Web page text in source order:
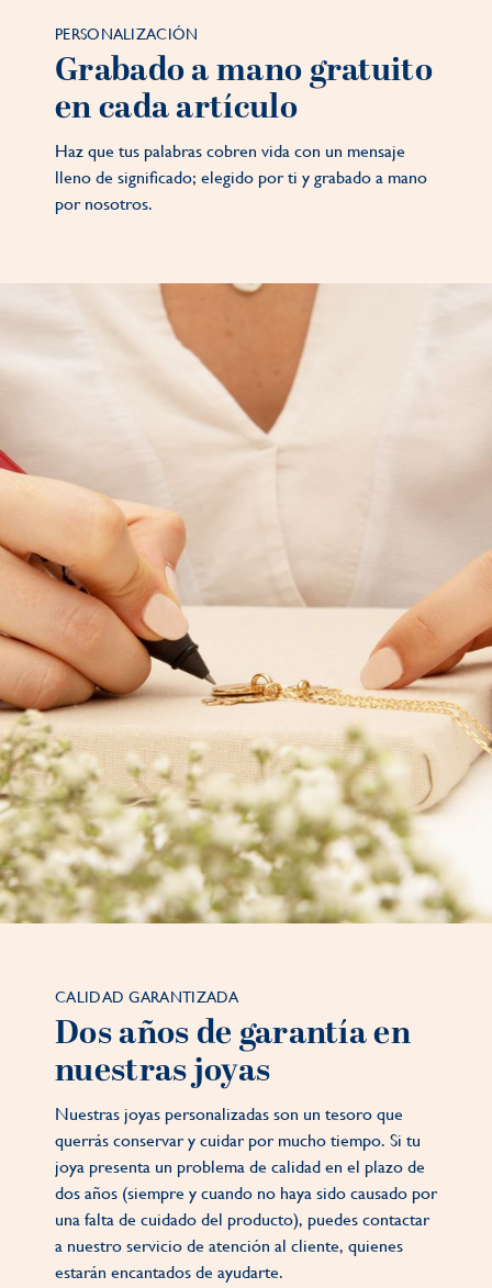
PERSONALIZACIÓN
Grabado a mano gratuito
en cada artículo
Haz que tus palabras cobren vida con un mensaje
lleno de significado; elegido por ti y grabado a mano
por nosotros.
CALIDAD GARANTIZADA
Dos años de garantía en
nuestras joyas
Nuestras joyas personalizadas son un tesoro que
querrás conservar y cuidar por mucho tiempo. Si tu
joya presenta un problema de calidad en el plazo de
dos años (siempre y cuando no haya sido causado por
una falta de cuidado del producto), puedes contactar
a nuestro servicio de atención al cliente, quienes
estarán encantados de ayudarte.